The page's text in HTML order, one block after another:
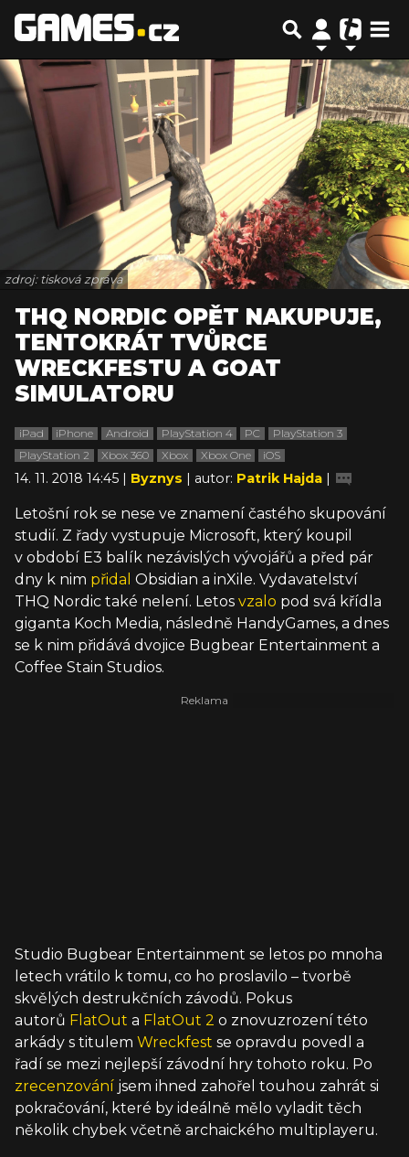
zdroj: tisková zpráva
THQ NORDIC OPĚT NAKUPUJE,
TENTOKRÁT TVŮRCE
WRECKFESTU A GOAT
SIMULATORU
iPad iPhone Android PlayStation 4 PC
PlayStation 3
PlayStation 2
Xbox 360 Xbox Xbox One iOS
14. 11. 2018 14:45 | Byznys | autor: Patrik Hajda |
Letošní rok se nese ve znamení častého skupování
studií. Z řady vystupuje Microsoft, který koupil
v období E3 balík nezávislých vývojářů a před pár
dny k nim přidal Obsidian a inXile. Vydavatelství
THQ Nordic také nelení. Letos vzalo pod svá křídla
giganta Koch Media, následně HandyGames, a dnes
se k nim přidává dvojice Bugbear Entertainment a
Coffee Stain Studios.
Studio Bugbear Entertainment se letos po mnoha
letech vrátilo k tomu, co ho proslavilo – tvorbě
skvělých destrukčních závodů. Pokus
autorů FlatOut a FlatOut 2 o znovuzrození této
arkády s titulem Wreckfest se opravdu povedl a
řadí se mezi nejlepší závodní hry tohoto roku. Po
zrecenzování jsem ihned zahořel touhou zahrát si
pokračování, které by ideálně mělo vyladit těch
několik chybek včetně archaického multiplayeru.